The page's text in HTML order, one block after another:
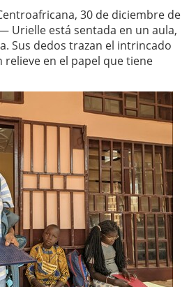
30 de diciembre de
Urielle está sentada en un aula,
Sus dedos trazan el intrincado
en el papel que tiene